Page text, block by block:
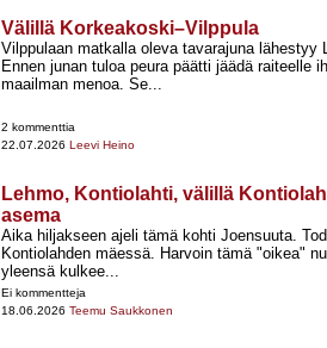
Välillä Korkeakoski–Vilppula
Vilppulaan matkalla oleva tavarajuna lähestyy
Ennen junan tuloa peura päätti jäädä raiteelle
maailman menoa. Se...
2 kommenttia
22.07.2026 Leevi Heino
Lehmo, Kontiolahti, välillä
asema
Aika hiljakseen ajeli tämä kohti Joensuuta.
Kontiolahden mäessä. Harvoin tämä "oikea"
yleensä kulkee...
Ei kommentteja
18.06.2026 Teemu Saukkonen